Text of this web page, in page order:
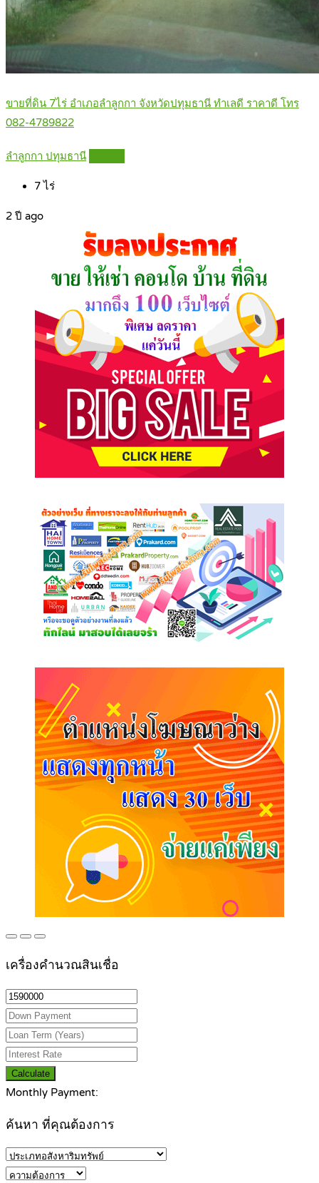
ขายที่ดิน 7ไร่ อำเภอลำลูกกา จังหวัดปทุมธานี ทำเลดี ราคาดี โทร
082-4789822
ลำลูกกา ปทุมธานี
7ไร่
2 ปี ago
เครื่องคำนวณสินเชื่อ
Calculate
Monthly Payment:
ค้นหา ที่คุณต้องการ